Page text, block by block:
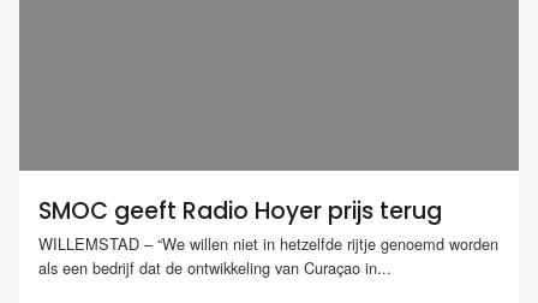
SMOC geeft Radio Hoyer prijs terug
WILLEMSTAD – “We willen niet in hetzelfde rijtje genoemd worden
als een bedrijf dat de ontwikkeling van Curaçao in...